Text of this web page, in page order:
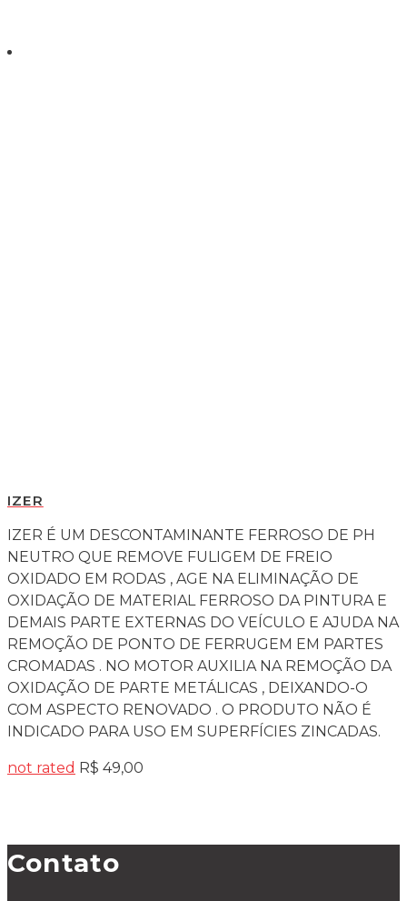
IZER
IZER É UM DESCONTAMINANTE FERROSO DE PH
NEUTRO QUE REMOVE FULIGEM DE FREIO
OXIDADO EM RODAS , AGE NA ELIMINAÇÃO DE
OXIDAÇÃO DE MATERIAL FERROSO DA PINTURA E
DEMAIS PARTE EXTERNAS DO VEÍCULO E AJUDA NA
REMOÇÃO DE PONTO DE FERRUGEM EM PARTES
CROMADAS . NO MOTOR AUXILIA NA REMOÇÃO DA
OXIDAÇÃO DE PARTE METÁLICAS , DEIXANDO-O
COM ASPECTO RENOVADO . O PRODUTO NÃO É
INDICADO PARA USO EM SUPERFÍCIES ZINCADAS.
not rated R$ 49,00
Contato